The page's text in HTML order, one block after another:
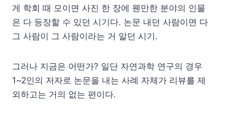
게 학회 때 모이면 사진 한 장에 웬만한 분야의 인물
은 다 등장할 수 있던 시기다. 논문 내던 사람이면 다
그 사람이 그 사람이라는 거 알던 시기.
그러나 지금은 어떤가? 일단 자연과학 연구의 경우
1~2인의 저자로 논문을 내는 사례 자체가 리뷰를 제
외하고는 거의 없는 편이다.